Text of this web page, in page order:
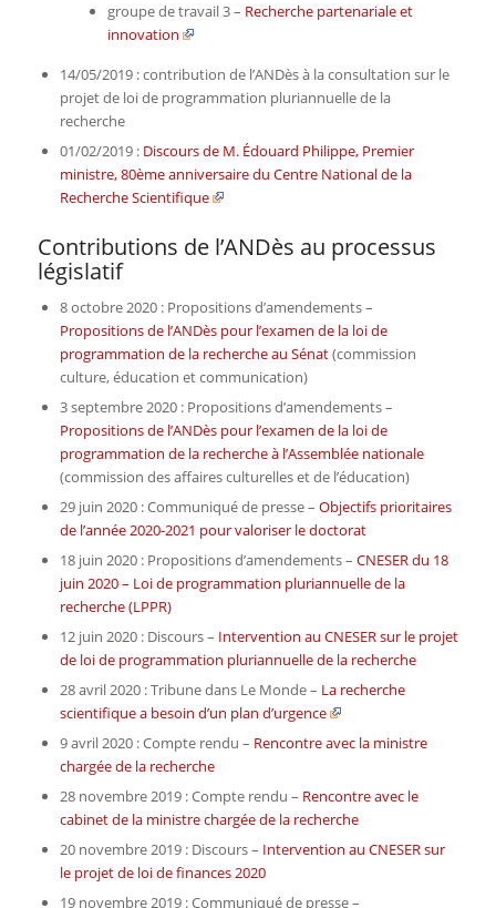
groupe de travail 3 – Recherche partenariale et
innovation
14/05/2019 : contribution de l’ANDès à la consultation sur le
projet de loi de programmation pluriannuelle de la
recherche
01/02/2019 : Discours de M. Édouard Philippe, Premier
ministre, 80ème anniversaire du Centre National de la
Recherche Scientifique
Contributions de l’ANDès au processus
législatif
8 octobre 2020 : Propositions d’amendements –
Propositions de l’ANDès pour l’examen de la loi de
programmation de la recherche au Sénat(commission
culture, éducation et communication)
3 septembre 2020 : Propositions d’amendements –
Propositions de l’ANDès pour l’examen de la loi de
programmation de la recherche à l’Assemblée nationale
(commission des affaires culturelles et de l’éducation)
29 juin 2020 : Communiqué de presse – Objectifs prioritaires
de l’année 2020-2021 pour valoriser le doctorat
18 juin 2020 : Propositions d’amendements – CNESER du 18
juin 2020 – Loi de programmation pluriannuelle de la
recherche (LPPR)
12 juin 2020 : Discours – Intervention au CNESER sur le projet
de loi de programmation pluriannuelle de la recherche
28 avril 2020 : Tribune dans Le Monde– La recherche
scientifique a besoin d’un plan d’urgence
9 avril 2020 : Compte rendu – Rencontre avec la ministre
chargée de la recherche
28 novembre 2019 : Compte rendu – Rencontre avec le
cabinet de la ministre chargée de la recherche
20 novembre 2019 : Discours – Intervention au CNESER sur
le projet de loi de finances 2020
19 novembre 2019 : Communiqué de presse –